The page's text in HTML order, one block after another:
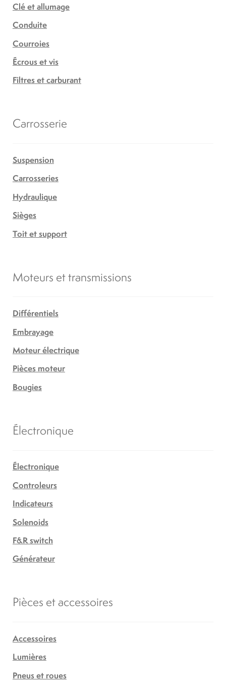
Clé et allumage
Conduite
Courroies
Écrous et vis
Filtres et carburant
Carrosserie
Suspension
Carrosseries
Hydraulique
Sièges
Toit et support
Moteurs et transmissions
Différentiels
Embrayage
Moteur électrique
Pièces moteur
Bougies
Électronique
Électronique
Controleurs
Indicateurs
Solenoids
F&R switch
Générateur
Pièces et accessoires
Accessoires
Lumières
Pneus et roues